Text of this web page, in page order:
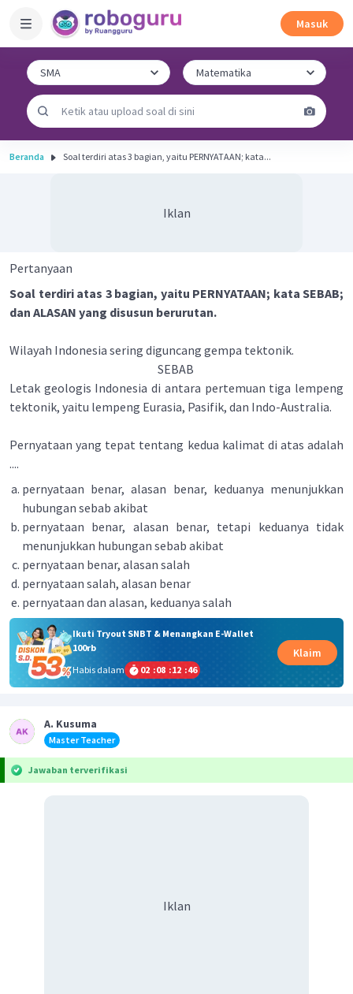
Masuk
Beranda Soal terdiri atas 3 bagian, yaitu PERNYATAAN; kata...
Iklan
Pertanyaan
Soal terdiri atas 3 bagian, yaitu PERNYATAAN; kata SEBAB;
dan ALASAN yang disusun berurutan.
Wilayah Indonesia sering diguncang gempa tektonik.
SEBAB
Letak geologis Indonesia di antara pertemuan tiga lempeng
tektonik, yaitu lempeng Eurasia, Pasifik, dan Indo-Australia.
Pernyataan yang tepat tentang kedua kalimat di atas adalah
....
pernyataan benar, alasan benar, keduanya menunjukkan
hubungan sebab akibat
pernyataan benar, alasan benar, tetapi keduanya tidak
menunjukkan hubungan sebab akibat
pernyataan benar, alasan salah
pernyataan salah, alasan benar
pernyataan dan alasan, keduanya salah
Ikuti Tryout SNBT & Menangkan E-Wallet
100rb
Habis dalam
02 :08 :12 :46
Klaim
A. Kusuma
Master Teacher
Jawaban terverifikasi
Iklan